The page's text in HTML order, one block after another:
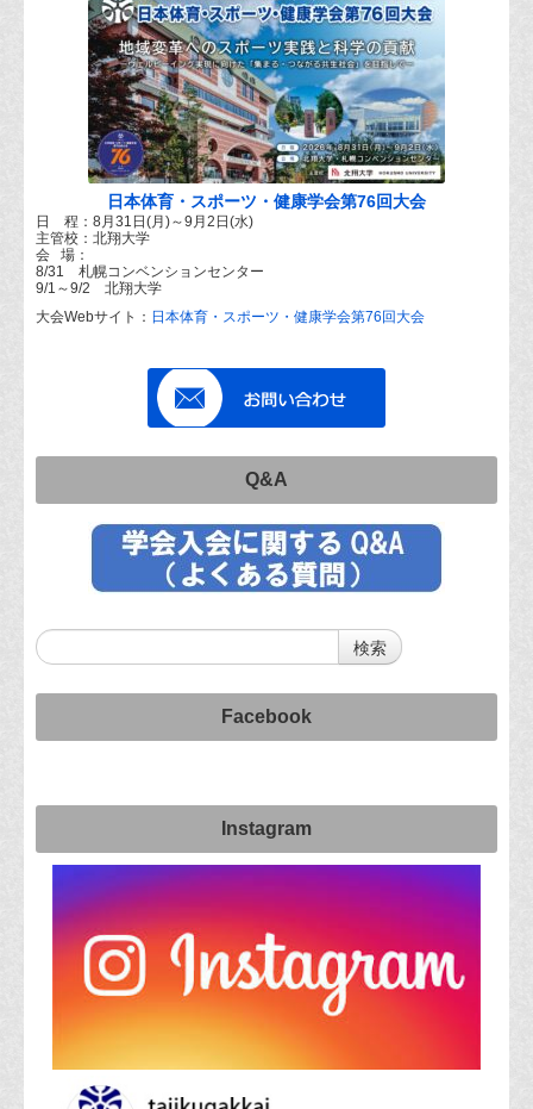
日本体育・スポーツ・健康学会第76回大会
日 程：8月31日(月)～9月2日(水)
主管校：北翔大学
会 場：
8/31 札幌コンベンションセンター
9/1～9/2 北翔大学
大会Webサイト： 日本体育・スポーツ・健康学会第76回大会
Q&A
Facebook
Instagram